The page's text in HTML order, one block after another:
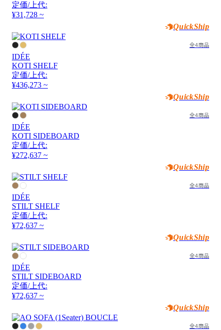
定価/上代:
¥31,728 ~
QuickShip
全4商品
IDÉE
KOTI SHELF
定価/上代:
¥436,273 ~
QuickShip
全4商品
IDÉE
KOTI SIDEBOARD
定価/上代:
¥272,637 ~
QuickShip
全4商品
IDÉE
STILT SHELF
定価/上代:
¥72,637 ~
QuickShip
全4商品
IDÉE
STILT SIDEBOARD
定価/上代:
¥72,637 ~
QuickShip
全4商品